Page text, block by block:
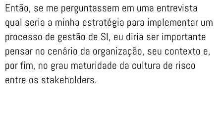
Então, se me perguntassem em uma entrevista
qual seria a minha estratégia para implementar um
processo de gestão de SI, eu diria ser importante
pensar no cenário da organização, seu contexto e,
por fim, no grau maturidade da cultura de risco
entre os stakeholders.